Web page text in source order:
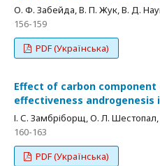
О. Ф. Забейда, В. П. Жук, В. Д.
156-159
PDF (Українська)
Effect of carbon
effectiveness androgenesis
І. С. Замбріборщ, О. Л.
160-163
PDF (Українська)